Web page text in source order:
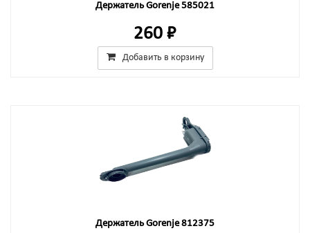
Держатель Gorenje 585021
260 ₽
Добавить в корзину
Держатель Gorenje 812375